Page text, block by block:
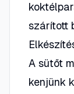
szárított
A sütőt
kenjünk